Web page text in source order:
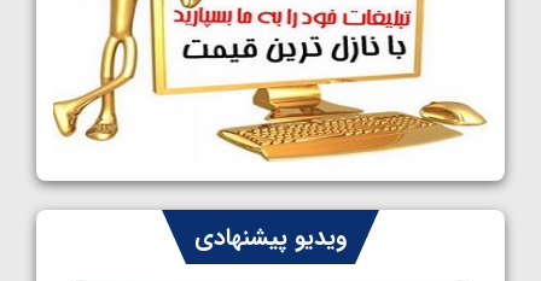
کشتی آزاد نوجوانان جهان؛ رقبای نمایندگان
ایران مشخص شدند
1405/05/08
کشتی فرنگی نوجوانان جهان؛ سکوی تیمی
سوم برای ایران
1405/05/07
ایران چشم به راه چهار مدال در پنج وزن دوم
کشتی فرنگی نوجوانان جهانویدیو پیشنهادی